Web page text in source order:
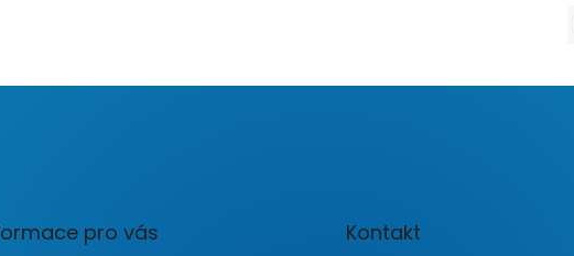
pro vás Kontakt